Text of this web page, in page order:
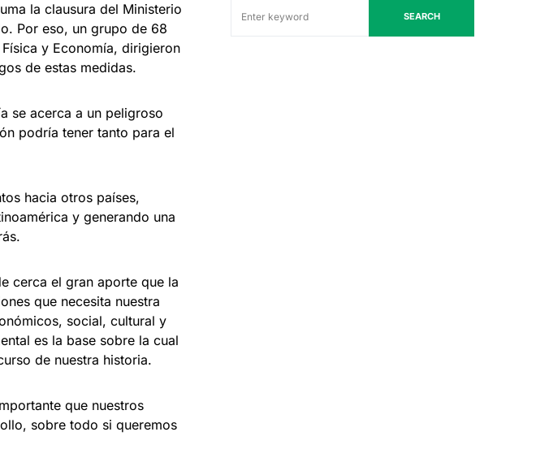
la clausura del Ministerio
Por eso, un grupo de 68
y Economía, dirigieron
de estas medidas.
se acerca a un peligroso
podría tener tanto para el
hacia otros países,
y generando una
cerca el gran aporte que la
que necesita nuestra
social, cultural y
es la base sobre la cual
de nuestra historia.
que nuestros
sobre todo si queremos
SEARCH